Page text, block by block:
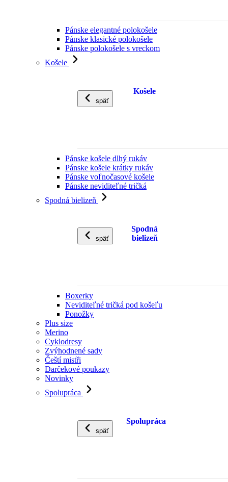
Pánske elegantné polokošele
Pánske klasické polokošele
Pánske polokošele s vreckom
Košele
späť
Košele
Pánske košele dlhý rukáv
Pánske košele krátky rukáv
Pánske voľnočasové košele
Pánske neviditeľné tričká
Spodná bielizeň
späť
Spodná
bielizeň
Boxerky
Neviditeľné tričká pod košeľu
Ponožky
Plus size
Merino
Cyklodresy
Zvýhodnené sady
Čeští mistři
Darčekové poukazy
Novinky
Spolupráca
späť
Spolupráca